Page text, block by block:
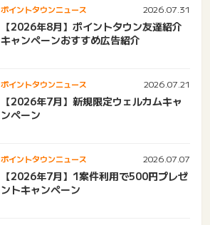
ポイントタウンニュース 2026.07.31
【2026年8月】ポイントタウン友達紹介
キャンペーンおすすめ広告紹介
ポイントタウンニュース 2026.07.21
【2026年7月】新規限定ウェルカムキャ
ンペーン
ポイントタウンニュース 2026.07.07
【2026年7月】1案件利用で500円プレゼ
ントキャンペーン